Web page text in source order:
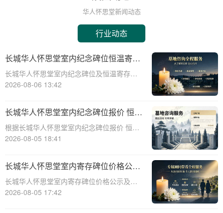
华人怀思堂新闻动态
行业动态
长城华人怀思堂室内纪念碑位恒温寄存
服务报价及同步减免政策详解
长城华人怀思堂室内纪念碑位及恒温寄存服
务报价与同步减免政策详解☎ 华人怀思堂电
步，人们对逝者的纪念方式日益多元化。室
内纪念碑位作为一种新兴的纪念
2026-08-06 13:42
长城华人怀思堂室内纪念碑位报价 恒温
寄存配套同步减免详解
根据长城华人怀思堂室内纪念碑位报价 恒温
寄存配套同步减免详解☎ 华人怀思堂电
的加快和城市化进程的加速，人们对身后事
的安排也提出了更高的要求。长城华
2026-08-05 18:41
长城华人怀思堂室内寄存碑位价格公示
签约立减配套礼包详解
长城华人怀思堂室内寄存碑位价格公示及签
约立减配套礼包详解☎ 华人怀思堂电话:400-
2026-08-05 17:42